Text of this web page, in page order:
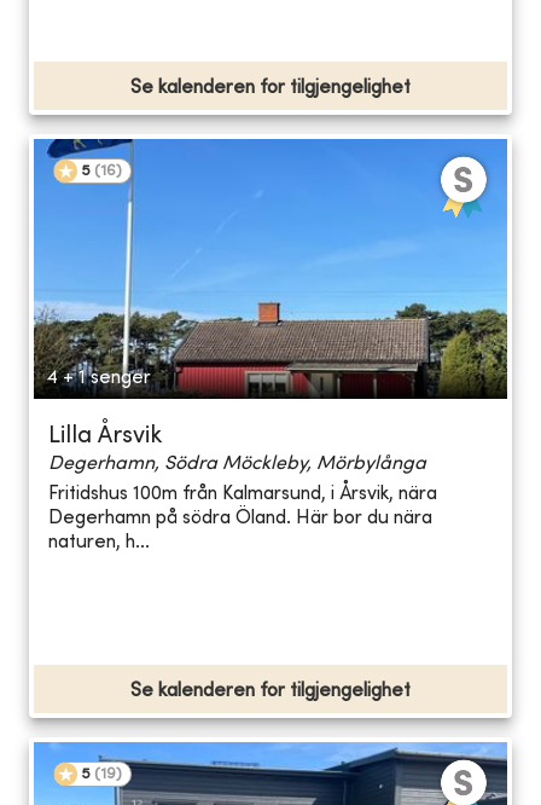
Se kalenderen for tilgjengelighet
5 (16)
4 + 1 senger
Lilla Årsvik
Degerhamn, Södra Möckleby, Mörbylånga
Fritidshus 100m från Kalmarsund, i Årsvik, nära
Degerhamn på södra Öland. Här bor du nära
naturen, h...
Se kalenderen for tilgjengelighet
5 (19)